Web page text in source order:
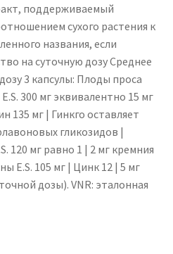
поддерживаемый
сухого растения к
названия, если
на суточную дозу Среднее
3 капсулы: Плоды проса
300 мг эквивалентно 15 мг
135 мг | Гинкго оставляет
гликозидов |
120 мг равно 1 | 2 мг кремния
E.S. 105 мг | Цинк 12 | 5 мг
дозы). VNR: эталонная